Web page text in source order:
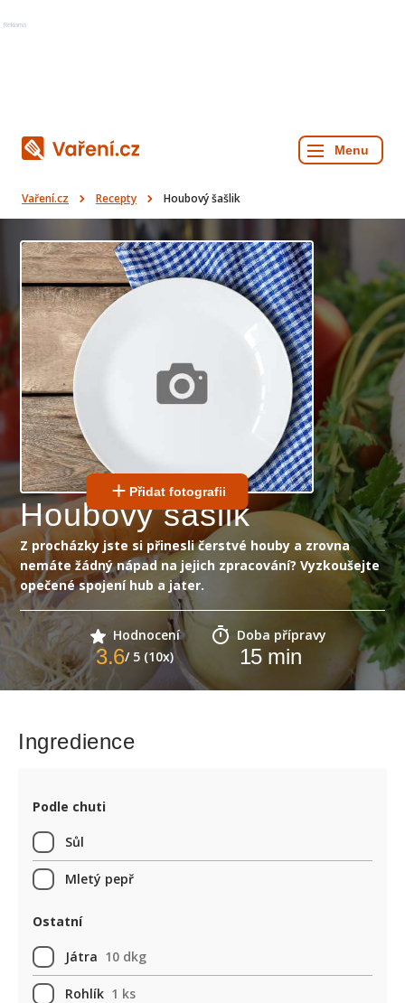
Reklama
Vaření.cz Recepty Houbový šašlik
Přidat fotografii
Houbový šašlik
Z procházky jste si přinesli čerstvé houby a zrovna
nemáte žádný nápad na jejich zpracování? Vyzkoušejte
opečené spojení hub a jater.
Hodnocení
3.6/ 5 (10x)
Doba přípravy
15min
Ingredience
Podle chuti
Sůl
Mletý pepř
Ostatní
Játra 10 dkg
Rohlík 1 ks